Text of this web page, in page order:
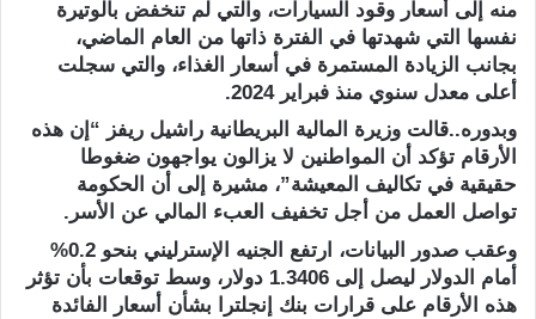
منه إلى أسعار وقود السيارات، والتي لم تنخفض بالوتيرة
نفسها التي شهدتها في الفترة ذاتها من العام الماضي،
بجانب الزيادة المستمرة في أسعار الغذاء، والتي سجلت
أعلى معدل سنوي منذ فبراير 2024.
وبدوره..قالت وزيرة المالية البريطانية راشيل ريفز “إن هذه
الأرقام تؤكد أن المواطنين لا يزالون يواجهون ضغوطا
حقيقية في تكاليف المعيشة”، مشيرة إلى أن الحكومة
تواصل العمل من أجل تخفيف العبء المالي عن الأسر.
وعقب صدور البيانات، ارتفع الجنيه الإسترليني بنحو 0.2%
أمام الدولار ليصل إلى 1.3406 دولار، وسط توقعات بأن تؤثر
هذه الأرقام على قرارات بنك إنجلترا بشأن أسعار الفائدة